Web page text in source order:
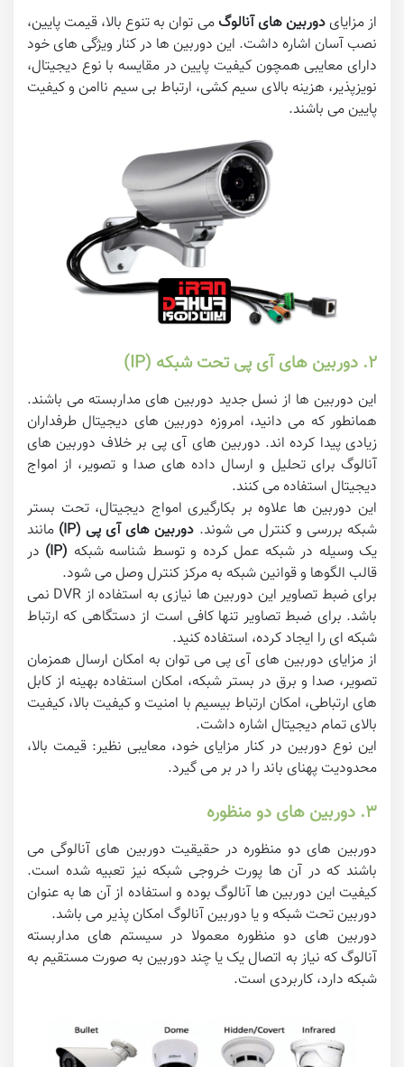
از مزایایدوربین های آنالوگ می توان به تنوع بالا، قیمت پایین،
نصب آسان اشاره داشت. این دوربین ها در کنار ویژگی های خود
دارای معایبی همچون کیفیت پایین در مقایسه با نوع دیجیتال،
نویزپذیر، هزینه بالای سیم کشی، ارتباط بی سیم ناامن و کیفیت
پایین می باشند.
۲. دوربین های آی پی تحت شبکه (IP)
این دوربین ها از نسل جدید دوربین های مداربسته می باشند.
همانطور که می دانید، امروزه دوربین های دیجیتال طرفداران
زیادی پیدا کرده اند. دوربین های آی پی بر خلاف دوربین های
آنالوگ برای تحلیل و ارسال داده های صدا و تصویر، از امواج
دیجیتال استفاده می کنند.
این دوربین ها علاوه بر بکارگیری امواج دیجیتال، تحت بستر
شبکه بررسی و کنترل می شوند. دوربین های آی پی (IP)
مانند
یک وسیله در شبکه عمل کرده و توسط شناسه شبکه (IP)
در
قالب الگوها و قوانین شبکه به مرکز کنترل وصل می شود.
برای ضبط تصاویر این دوربین ها نیازی به استفاده از DVR نمی
باشد. برای ضبط تصاویر تنها کافی است از دستگاهی که ارتباط
شبکه ای را ایجاد کرده، استفاده کنید.
از مزایای دوربین های آی پی می توان به امکان ارسال همزمان
تصویر، صدا و برق در بستر شبکه، امکان استفاده بهینه از کابل
های ارتباطی، امکان ارتباط بیسیم با امنیت و کیفیت بالا، کیفیت
بالای تمام دیجیتال اشاره داشت.
این نوع دوربین در کنار مزایای خود، معایبی نظیر: قیمت بالا،
محدودیت پهنای باند را در بر می گیرد.
۳. دوربین های دو منظوره
دوربین های دو منظوره در حقیقیت دوربین های آنالوگی می
باشند که در آن ها پورت خروجی شبکه نیز تعبیه شده است.
کیفیت این دوربین ها آنالوگ بوده و استفاده از آن ها به عنوان
دوربین تحت شبکه و یا دوربین آنالوگ امکان پذیر می باشد.
دوربین های دو منظوره معمولا در سیستم های مداربسته
آنالوگ که نیاز به اتصال یک یا چند دوربین به صورت مستقیم به
شبکه دارد، کاربردی است.